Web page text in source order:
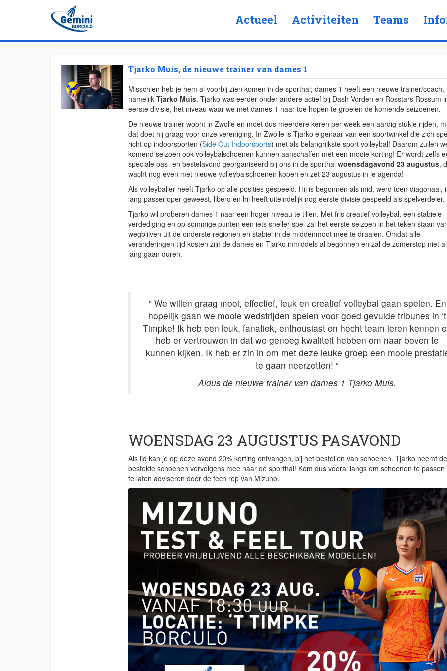
Actueel Activiteiten Teams
Tjarko Muis, de nieuwe trainer van dames 1
Misschien heb je hem al voorbij zien komen in de sporthal; dames 1 heeft een nieuwe trainer/coach,
namelijk Tjarko Muis. Tjarko was eerder onder andere actief bij Dash Vorden en Rosstars Rossum
eerste divisie, het niveau waar we met dames 1 naar toe hopen te groeien de komende seizoenen.
De nieuwe trainer woont in Zwolle en moet dus meerdere keren per week een aardig stukje rijden,
dat doet hij graag voor onze vereniging. In Zwolle is Tjarko eigenaar van een sportwinkel die zich
richt op indoorsporten (Side Out Indoorsports) met als belangrijkste sport volleybal! Daarom zullen
komend seizoen ook volleybalschoenen kunnen aanschaffen met een mooie korting! Er wordt zelfs
speciale pas- en bestelavond georganiseerd bij ons in de sporthal woensdagavond 23 augustus,
wacht nog even met nieuwe volleybalschoenen kopen en zet 23 augustus in je agenda!
Als volleyballer heeft Tjarko op alle posities gespeeld. Hij is begonnen als mid, werd toen diagonaal,
lang passerloper geweest, libero en hij heeft uiteindelijk nog eerste divisie gespeeld als spelverdeler.
Tjarko wil proberen dames 1 naar een hoger niveau te tillen. Met fris creatief volleybal, een stabiele
verdediging en op sommige punten een iets sneller spel zal het eerste seizoen in het teken staan
wegblijven uit de onderste regionen en stabiel in de middenmoot mee te draaien. Omdat alle
veranderingen tijd kosten zijn de dames en Tjarko inmiddels al begonnen en zal de zomerstop niet
lang gaan duren.
” We willen graag mooi, effectief, leuk en creatief volleybal gaan spelen. En
hopelijk gaan we mooie wedstrijden spelen voor goed gevulde tribunes in ‘t
Timpke! Ik heb een leuk, fanatiek, enthousiast en hecht team leren kennen
heb er vertrouwen in dat we genoeg kwaliteit hebben om naar boven te
kunnen kijken. Ik heb er zin in om met deze leuke groep een mooie
te gaan neerzetten! “
Aldus de nieuwe trainer van dames 1 Tjarko Muis.
WOENSDAG 23 AUGUSTUS PASAVOND
Als lid kan je op deze avond 20% korting ontvangen, bij het bestellen van schoenen. Tjarko neemt de
bestelde schoenen vervolgens mee naar de sporthal! Kom dus vooral langs om schoenen te passen
te laten adviseren door de tech rep van Mizuno.